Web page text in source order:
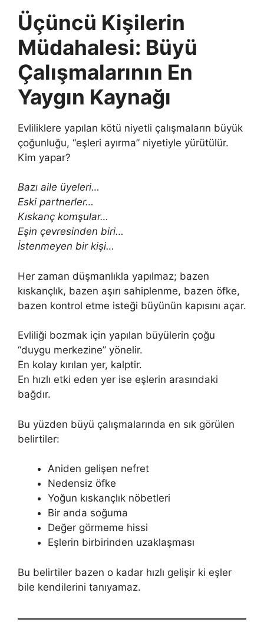
Üçüncü Kişilerin
Müdahalesi: Büyü
Çalışmalarının En
Yaygın Kaynağı
Evliliklere yapılan kötü niyetli çalışmaların büyük
çoğunluğu, “eşleri ayırma” niyetiyle yürütülür.
Kim yapar?
Bazı aile üyeleri…
Eski partnerler…
Kıskanç komşular…
Eşin çevresinden biri…
İstenmeyen bir kişi…
Her zaman düşmanlıkla yapılmaz; bazen
kıskançlık, bazen aşırı sahiplenme, bazen öfke,
bazen kontrol etme isteği büyünün kapısını açar.
Evliliği bozmak için yapılan büyülerin çoğu
“duygu merkezine” yönelir.
En kolay kırılan yer, kalptir.
En hızlı etki eden yer ise eşlerin arasındaki
bağdır.
Bu yüzden büyü çalışmalarında en sık görülen
belirtiler:
Aniden gelişen nefret
Nedensiz öfke
Yoğun kıskançlık nöbetleri
Bir anda soğuma
Değer görmeme hissi
Eşlerin birbirinden uzaklaşması
Bu belirtiler bazen o kadar hızlı gelişir ki eşler
bile kendilerini tanıyamaz.